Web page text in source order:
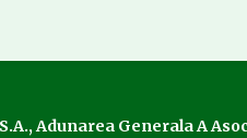
Generala